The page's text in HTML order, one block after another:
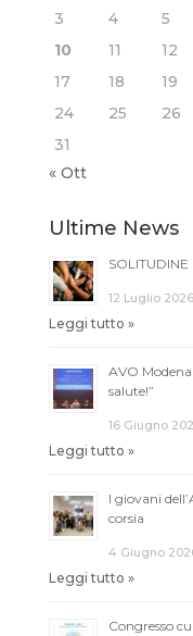
3
4 5
10
11 12
17
18 19
24
25 26
31
« Ott
Ultime News
12 Luglio 2026
Leggi tutto »
AVO
salute!”
16 Giugno
Leggi tutto »
I giovani
corsia
4 Giugno
Leggi tutto »
Congresso